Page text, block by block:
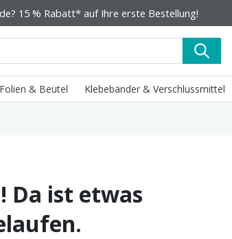
15 % Rabatt* auf Ihre erste Bestellung!
Folien & Beutel Klebebänder & Verschlussmittel
Da ist etwas